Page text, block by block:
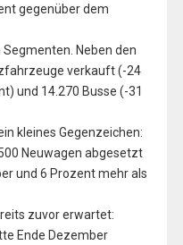
gegenüber dem
Segmenten. Neben den
verkauft (-24
und 14.270 Busse (-31
kleines Gegenzeichen:
Neuwagen abgesetzt
und 6 Prozent mehr als
zuvor erwartet:
Ende Dezember